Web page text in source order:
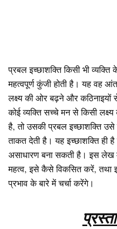
प्रबल इच्छाशक्ति किसी भी
महत्वपूर्ण कुंजी होती है। यह वह
लक्ष्य की ओर बढ़ने और
कोई व्यक्ति सच्चे मन से किसी
है, तो उसकी प्रबल इच्छाशक्ति उसे
ताकत देती है। यह इच्छाशक्ति ही
असाधारण बना सकती है। इस लेख
महत्व, इसे कैसे विकसित करें, तथा
प्रभाव के बारे में चर्चा करेंगे।